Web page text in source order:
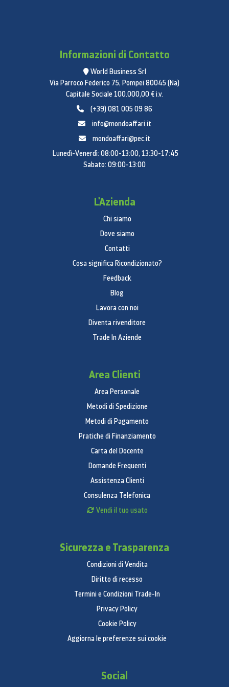
Informazioni di Contatto
World Business Srl
Via Parroco Federico 75, Pompei 80045 (Na)
Capitale Sociale 100.000,00 € i.v.
(+39) 081 005 09 86
info@mondoaffari.it
mondoaffari@pec.it
Lunedì-Venerdì: 08:00-13:00, 13:30-17:45
Sabato: 09:00-13:00
L'Azienda
Chi siamo
Dove siamo
Contatti
Cosa significa Ricondizionato?
Feedback
Blog
Lavora con noi
Diventa rivenditore
Trade In Aziende
Area Clienti
Area Personale
Metodi di Spedizione
Metodi di Pagamento
Pratiche di Finanziamento
Carta del Docente
Domande Frequenti
Assistenza Clienti
Consulenza Telefonica
Vendi il tuo usato
Sicurezza e Trasparenza
Condizioni di Vendita
Diritto di recesso
Termini e Condizioni Trade-In
Privacy Policy
Cookie Policy
Aggiorna le preferenze sui cookie
Social